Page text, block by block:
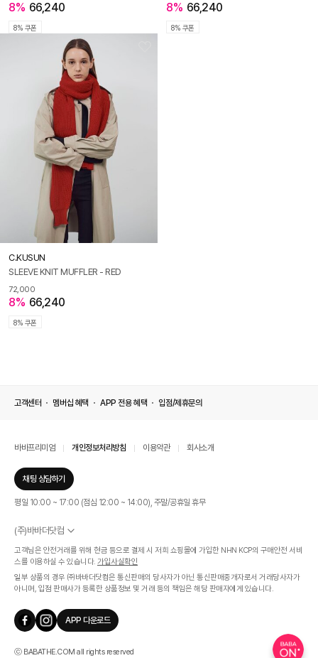
8% 66,240
8% 쿠폰
8% 66,240
8% 쿠폰
C.KUSUN
SLEEVE KNIT MUFFLER - RED
72,000
8% 66,240
8% 쿠폰
고객센터 멤버십 혜택 APP 전용 혜택 입점/제휴문의
바바프리미엄 개인정보처리방침 이용약관 회사소개
채팅 상담하기
평일 10:00 ~ 17:00 (점심 12:00 ~ 14:00), 주말/공휴일 휴무
(주)바바더닷컴
서울특별시 서초구 신반포로 339, 논현빌딩 (대표이사 : 문인식)
사업자 등록번호 569-86-01308
통신판매업신고번호 제 2019 - 서울 서초 - 1268호
개인정보관리책임자 : 김효영
인증범위
온라인 쇼핑몰 서비스(바바더닷컴)
유효기간
2024.07.17 ~ 2027.07.16
고객님은 안전거래를 위해 현금 등으로 결제 시 저희 쇼핑몰에 가입한 NHN KCP의 구매안전 서비
스를 이용하실 수 있습니다. 가입사실확인
일부 상품의 경우 ㈜바바더닷컴은 통신판매의 당사자가 아닌 통신판매중개자로서 거래당사자가
아니며, 입점 판매사가 등록한 상품정보 및 거래 등의 책임은 해당 판매자에게 있습니다.
APP 다운로드
ⓒ BABATHE.COM all rights reserved